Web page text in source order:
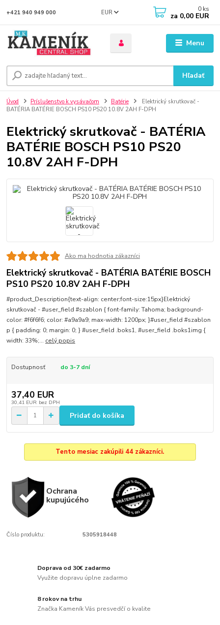
Menu
EUR
Hľadať
+421 940 949 000 0 ks
za 0,00 EUR
Úvod Príslušenstvo k vysávačom Batérie
Elektrický skrutkovač -
BATÉRIA BATÉRIE BOSCH PS10 PS20 10.8V 2AH F-DPH
Elektrický skrutkovač - BATÉRIA
BATÉRIE BOSCH PS10 PS20
10.8V 2AH F-DPH
Ako ma hodnotia zákazníci
Elektrický skrutkovač - BATÉRIA BATÉRIE BOSCH
PS10 PS20 10.8V 2AH F-DPH
#product_Description{text-align: center;font-size:15px}Elektrický
skrutkovač - #user_field #szablon { font-family: Tahoma; background-
color: #f6f6f6; color: #a9a9a9; max-width: 1200px; }#user_field #szablon
p { padding: 0; margin: 0; } #user_field .boks1, #user_field .boks1img {
width: 33%;... celý popis
Dostupnosť do 3-7 dní
37,40 EUR
30,41 EUR bez DPH
Pridať do košíka
Tento mesiac zakúpili 44 zákazníci.
Ochrana
kupujúcého
Číslo produktu: 5305918448
Doprava od 30€ zadarmo
Využite dopravu úplne zadarmo
8 rokov na trhu
Značka Kameník Vás presvedčí o kvalite